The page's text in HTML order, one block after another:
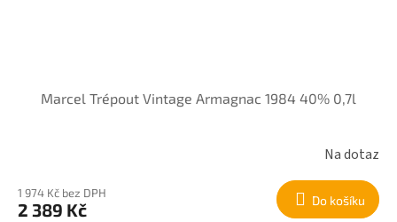
Marcel Trépout Vintage Armagnac 1984 40% 0,7l
Na dotaz
1 974 Kč bez DPH
2 389 Kč Do košíku